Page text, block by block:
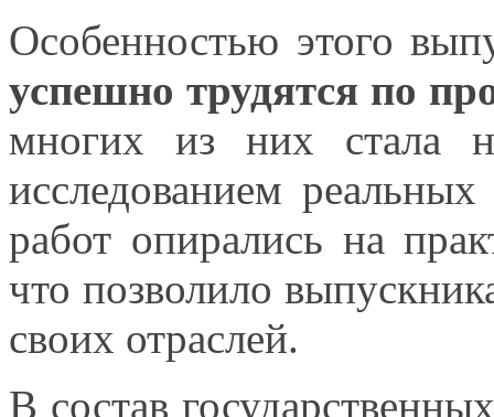
Особенностью этого
успешно трудятся по
многих из них стала
исследованием
работ опирались на
что позволило
своих отраслей.
В состав